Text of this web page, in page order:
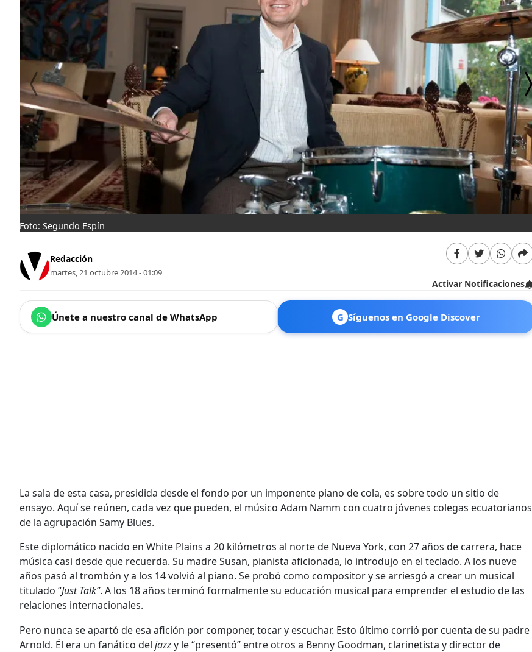
Foto: Segundo Espín
Redacción
martes, 21 octubre 2014 - 01:09
Activar Notificaciones
Únete a nuestro canal de WhatsApp G Síguenos en Google Discover
La sala de esta casa, presidida desde el fondo por un imponente piano de cola, es sobre todo un sitio de
ensayo. Aquí se reúnen, cada vez que pueden, el músico Adam Namm con cuatro jóvenes colegas ecuatorianos
de la agrupación Samy Blues.
Este diplomático nacido en White Plains a 20 kilómetros al norte de Nueva York, con 27 años de carrera, hace
música casi desde que recuerda. Su madre Susan, pianista aficionada, lo introdujo en el teclado. A los nueve
años pasó al trombón y a los 14 volvió al piano. Se probó como compositor y se arriesgó a crear un musical
titulado “Just Talk”. A los 18 años terminó formalmente su educación musical para emprender el estudio de las
relaciones internacionales.
Pero nunca se apartó de esa afición por componer, tocar y escuchar. Esto último corrió por cuenta de su padre
Arnold. Él era un fanático del jazzy le “presentó” entre otros a Benny Goodman, clarinetista y director de